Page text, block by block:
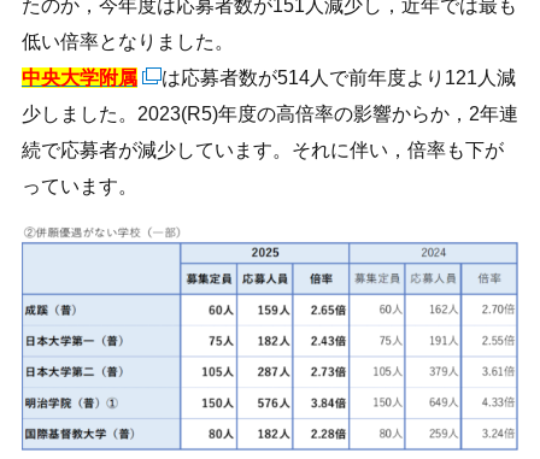
たのか，今年度は応募者数が151人減少し，近年では最も
低い倍率となりました。
中央大学附属
は応募者数が514人で前年度より121人減
少しました。2023(R5)年度の高倍率の影響からか，2年連
続で応募者が減少しています。それに伴い，倍率も下が
っています。